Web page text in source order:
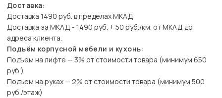
Доставка:
Доставка 1490 руб. в пределах МКАД
Доставка за МКАД - 1490 руб. + 50 руб./км. от МКАД до
адреса клиента.
Подъём корпусной мебели и кухонь:
Подъем на лифте — 3% от стоимости товара (минимум 650
руб.)
Подъем на руках — 2% от стоимости товара (минимум 500
руб./этаж)